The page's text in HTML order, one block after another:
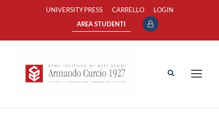
UNIVERSITY PRESS CARRELLO LOGIN
AREA STUDENTI